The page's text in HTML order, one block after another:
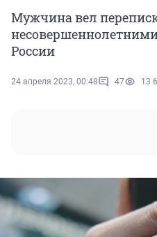
Мужчина вел
России
24 апреля 2023, 00:48 47 13